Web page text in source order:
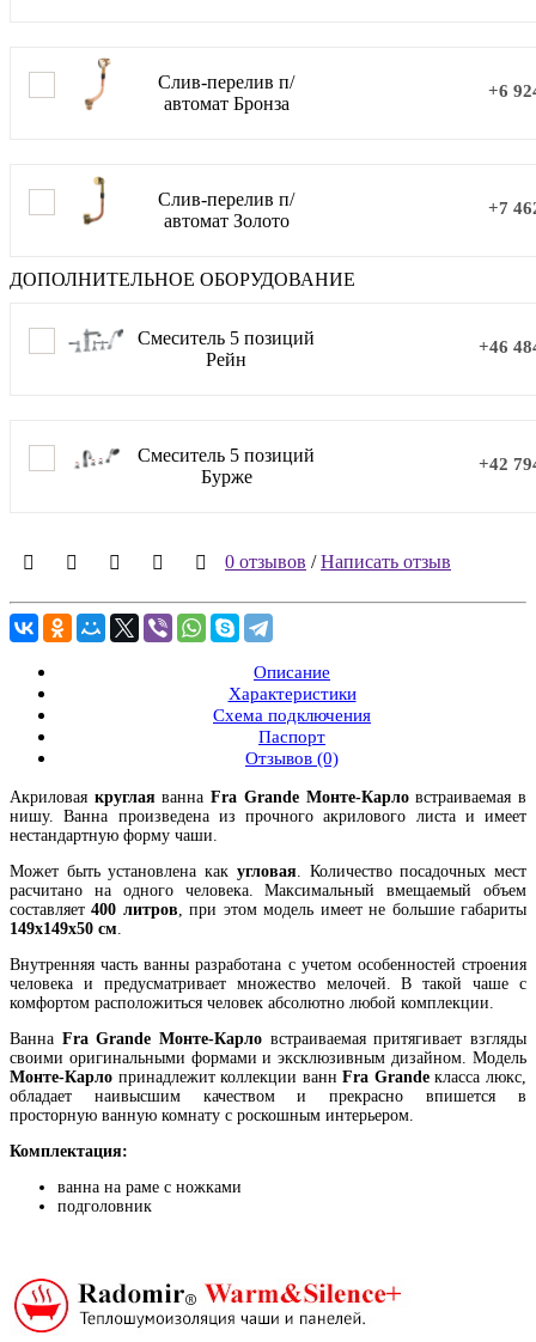
Слив-перелив п/
автомат Бронза
+6
Слив-перелив п/
автомат Золото
+7
ДОПОЛНИТЕЛЬНОЕ ОБОРУДОВАНИЕ
Смеситель 5 позиций
Рейн
+46
Смеситель 5 позиций
Бурже
+42
0 отзывов /Написать отзыв
Описание
Характеристики
Схема подключения
Паспорт
Отзывов (0)
Акриловая круглаяваннаFra Grande Монте-Карловстраиваемая в
нишу. Ванна произведена из прочного акрилового листа и имеет
нестандартную форму чаши.
Может быть установлена как угловая. Количество посадочных мест
расчитано на одного человека. Максимальный вмещаемый объем
составляет400 литров, при этом модель имеет не большие габариты
149х149х50 см.
Внутренняя часть ванны разработана с учетом особенностей строения
человека и предусматривает множество мелочей. В такой чаше с
комфортом расположиться человек абсолютно любой комплекции.
Ванна Fra Grande Монте-Карло встраиваемая притягивает взгляды
своими оригинальными формами и эксклюзивным дизайном. Модель
Монте-Карло принадлежит коллекции ваннFra Grandeкласса люкс,
обладает наивысшим качеством и прекрасно впишется в
просторную ванную комнату с роскошным интерьером.
Комплектация:
ванна на раме с ножками
подголовник